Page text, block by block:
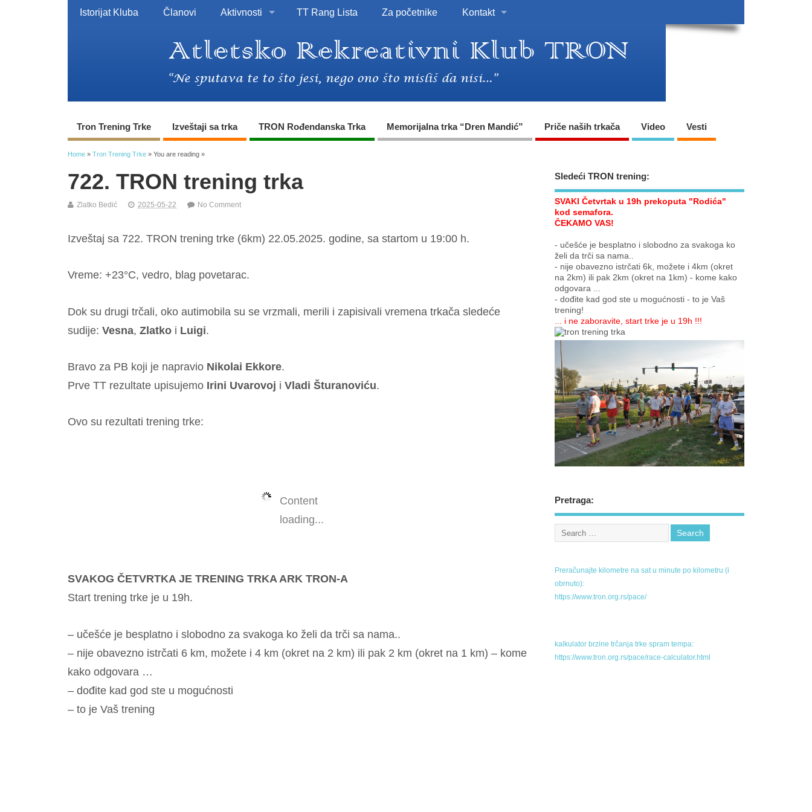
Istorijat Kluba Članovi Aktivnosti TT Rang Lista Za početnike Kontakt
Tron Trening Trke Izveštaji sa trka TRON Rođendanska Trka Memorijalna trka “Dren Mandić” Priče naših trkača Video Vesti
Home » Tron Trening Trke » You are reading »
722. TRON trening trka
Zlatko Bedić 2025-05-22 No Comment
Izveštaj sa 722. TRON trening trke (6km) 22.05.2025. godine, sa startom u 19:00 h.
Vreme: +23°C, vedro, blag povetarac.
Dok su drugi trčali, oko autimobila su se vrzmali, merili i zapisivali vremena trkača sledeće
sudije: Vesna, Zlatko i Luigi.
Bravo za PB koji je napravio Nikolai Ekkore.
Prve TT rezultate upisujemo Irini Uvarovoj i Vladi Šturanoviću.
Ovo su rezultati trening trke:
Content
loading...
SVAKOG ČETVRTKA JE TRENING TRKA ARK TRON-A
Start trening trke je u 19h.
– učešće je besplatno i slobodno za svakoga ko želi da trči sa nama..
– nije obavezno istrčati 6 km, možete i 4 km (okret na 2 km) ili pak 2 km (okret na 1 km) – kome
kako odgovara …
– dođite kad god ste u mogućnosti
– to je Vaš trening
Sledeći TRON trening:
SVAKI Četvrtak u 19h prekoputa "Rodića"
kod semafora.
ČEKAMO VAS!
- učešće je besplatno i slobodno za svakoga ko
želi da trči sa nama..
- nije obavezno istrčati 6k, možete i 4km (okret
na 2km) ili pak 2km (okret na 1km) - kome kako
odgovara ...
- dođite kad god ste u mogućnosti - to je Vaš
trening!
... i ne zaboravite, start trke je u 19h !!!
Pretraga:
Preračunajte kilometre na sat u minute po kilometru (i
obrnuto):
https://www.tron.org.rs/pace/
kalkulator brzine trčanja trke spram tempa:
https://www.tron.org.rs/pace/race-calculator.html